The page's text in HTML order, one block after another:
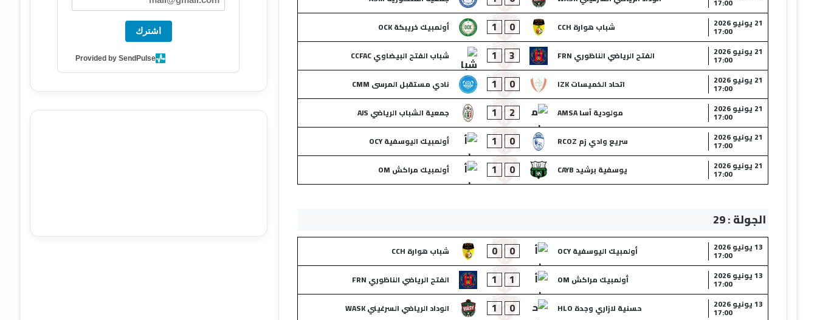
21 يونيو 2026
17:00 شباب هوارة CCH 0
1
أولمبيك خريبكة OCK
21 يونيو 2026
17:00 الفتح الرياضي الناظوري FRN 3
1
شباب الفتح البيضاوي CCFAC
21 يونيو 2026
17:00 اتحاد الخميسات IZK 0
1
نادي مستقبل المرسى CMM
21 يونيو 2026
17:00 مولودية آسا AMSA 2
1
جمعية الشباب الرياضي AJS
21 يونيو 2026
17:00 سريع وادي زم RCOZ 0
1
أولمبيك اليوسفية OCY
21 يونيو 2026
17:00 يوسفية برشيد CAYB 0
1 أولمبيك مراكش OM
الجولة : 29
13 يونيو 2026
17:00 أولمبيك اليوسفية OCY 0
0
شباب هوارة CCH
13 يونيو 2026
17:00 أولمبيك مراكش OM 1
1
الفتح الرياضي الناظوري FRN
13 يونيو 2026
17:00 حسنية لازاري وجدة HLO 0
1
الوداد الرياضي السرغيني WASK
اشترك
Provided by SendPulse